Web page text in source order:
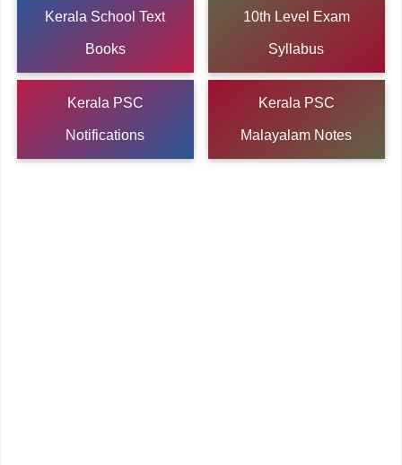
Kerala School Text
Books
10th Level Exam
Syllabus
Kerala PSC
Notifications
Kerala PSC
Malayalam Notes